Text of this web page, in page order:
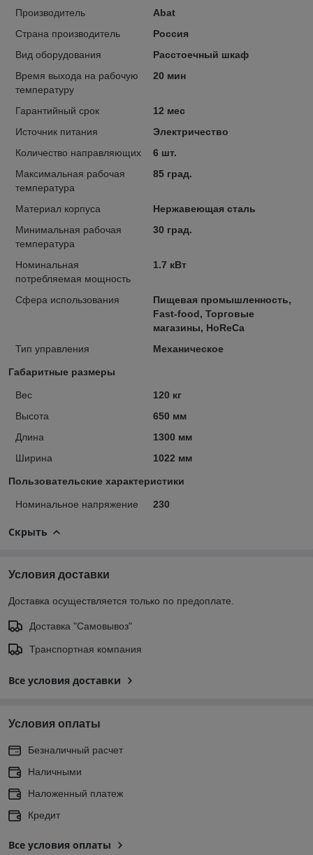
Производитель
Abat
Страна производитель
Россия
Вид оборудования
Расстоечный шкаф
Время выхода на рабочую
температуру
20 мин
Гарантийный срок
12 мес
Источник питания
Электричество
Количество направляющих
6 шт.
Максимальная рабочая
температура
85 град.
Материал корпуса
Нержавеющая сталь
Минимальная рабочая
температура
30 град.
Номинальная
потребляемая мощность
1.7 кВт
Сфера использования
Пищевая промышленность,
Fast-food, Торговые
магазины, HoReCa
Тип управления
Механическое
Габаритные размеры
Вес
120 кг
Высота
650 мм
Длина
1300 мм
Ширина
1022 мм
Пользовательские характеристики
Номинальное напряжение 230
Скрыть
Условия доставки
Доставка осуществляется только по предоплате.
Доставка "Самовывоз"
Транспортная компания
Все условия доставки
Условия оплаты
Безналичный расчет
Наличными
Наложенный платеж
Кредит
Все условия оплаты